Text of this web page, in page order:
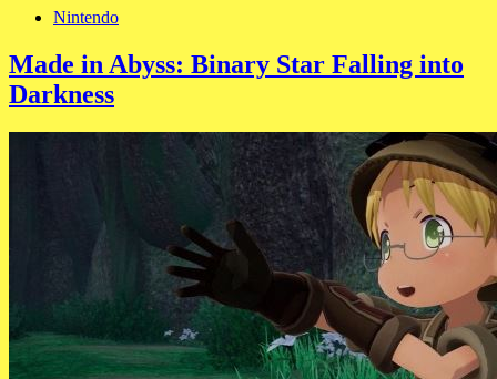
Nintendo
Made in Abyss: Binary Star Falling into
Darkness